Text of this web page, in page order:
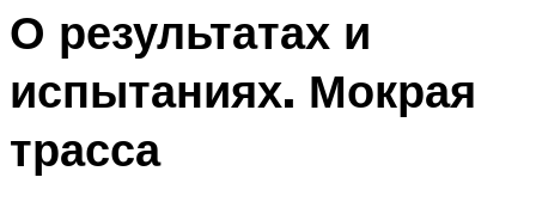
О результатах и
испытаниях. Мокрая
трасса